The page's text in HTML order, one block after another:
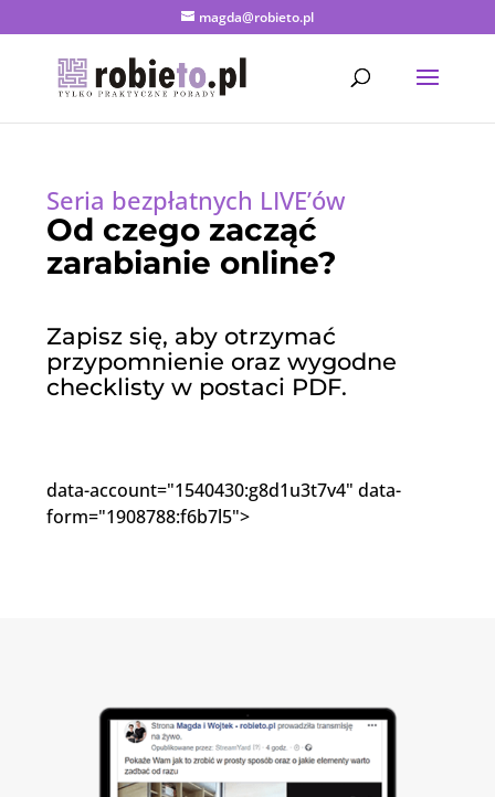
magda@robieto.pl
Seria bezpłatnych LIVE’ów
Od czego zacząć
zarabianie online?
Zapisz się, aby otrzymać
przypomnienie oraz wygodne
checklisty w postaci PDF.
data-account="1540430:g8d1u3t7v4" data-
form="1908788:f6b7l5">